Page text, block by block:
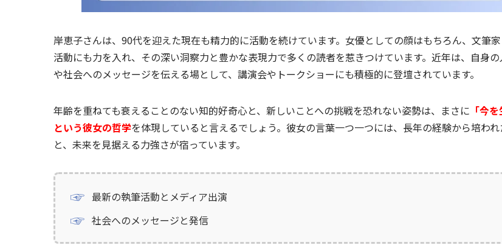
岸恵子さんは、90代を迎えた現在も精力的に活動を続けています。女優としての顔はもちろん、文筆
活動にも力を入れ、その深い洞察力と豊かな表現力で多くの読者を惹きつけています。近年は、自身
や社会へのメッセージを伝える場として、講演会やトークショーにも積極的に登壇されています。
年齢を重ねても衰えることのない知的好奇心と、新しいことへの挑戦を恐れない姿勢は、まさに 「今
という彼女の哲学を体現していると言えるでしょう。彼女の言葉一つ一つには、長年の経験から培わ
と、未来を見据える力強さが宿っています。
最新の執筆活動とメディア出演
社会へのメッセージと発信